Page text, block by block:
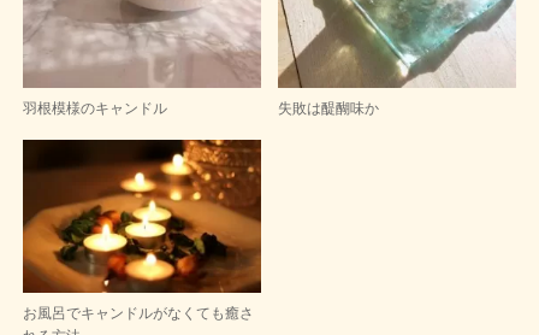
羽根模様のキャンドル 失敗は醍醐味か
お風呂でキャンドルがなくても癒さ